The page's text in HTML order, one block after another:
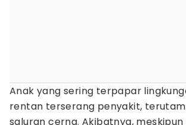
Anak yang sering terpapar
rentan terserang penyakit,
saluran cerna. Akibatnya,